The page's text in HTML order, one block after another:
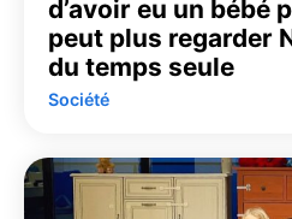
d’avoir eu un bébé
peut plus regarder
du temps seule
Société